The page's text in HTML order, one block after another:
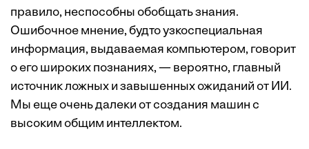
правило, неспособны обобщать знания.
Ошибочное мнение, будто узкоспециальная
информация, выдаваемая компьютером, говорит
о его широких познаниях, — вероятно, главный
источник ложных и завышенных ожиданий от ИИ.
Мы еще очень далеки от создания машин с
высоким общим интеллектом.